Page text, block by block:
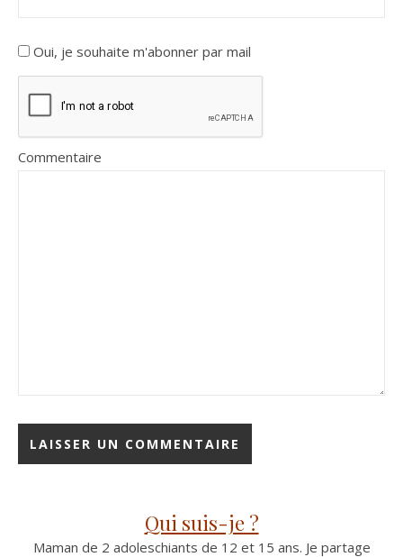
Oui, je souhaite m'abonner par mail
Commentaire
Qui suis-je ?
Maman de 2 adoleschiants de 12 et 15 ans. Je partage